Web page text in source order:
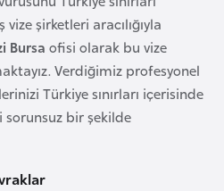
şirketleri aracılığıyla
Bursa ofisi olarak bu vize
Verdiğimiz profesyonel
Türkiye sınırları içerisinde
bir şekilde